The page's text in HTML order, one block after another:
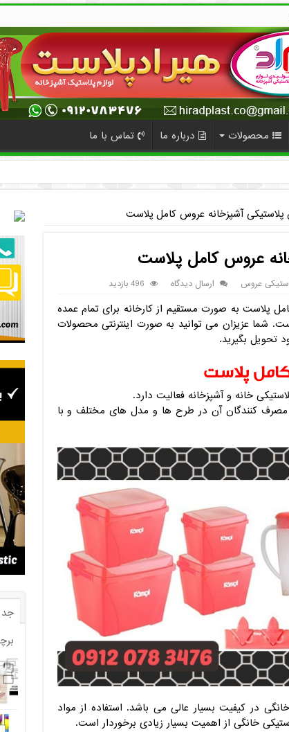
محصولات درباره ما تماس با ما
آشپزخانه عروس کامل پلاست
عروس کامل پلاست
عروس ارسال دیدگاه 496 بازدید
پلاست به صورت مستقیم از کارخانه برای تمام عمده
شما عزیزان می توانید به صورت اینترنتی محصولات
تحویل بگیرید.
پلاست
خانه و آشپزخانه فعالیت دارد.
مصرف کنندگان آن در طرح ها و مدل های مختلف و با
خانگی در کیفیت بسیار عالی می باشد. استفاده از مواد
خانگی از اهمیت بسیار زیادی برخوردار است.